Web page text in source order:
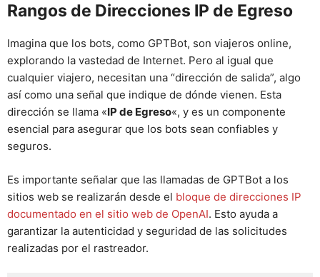
Rangos de Direcciones IP de Egreso
Imagina que los bots, como GPTBot, son viajeros online,
explorando la vastedad de Internet. Pero al igual que
cualquier viajero, necesitan una “dirección de salida”, algo
así como una señal que indique de dónde vienen. Esta
dirección se llama «IP de Egreso«, y es un componente
esencial para asegurar que los bots sean confiables y
seguros.
Es importante señalar que las llamadas de GPTBot a los
sitios web se realizarán desde el bloque de direcciones IP
documentado en el sitio web de OpenAI. Esto ayuda a
garantizar la autenticidad y seguridad de las solicitudes
realizadas por el rastreador.